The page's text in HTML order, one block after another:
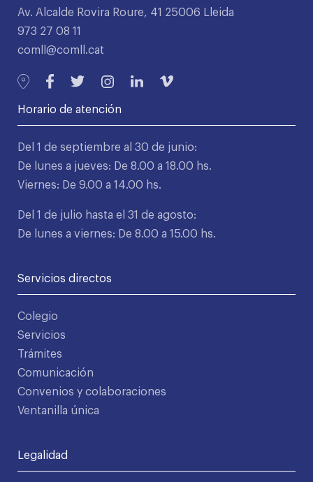
Av. Alcalde Rovira Roure, 41 25006 Lleida
973 27 08 11
comll@comll.cat
Horario de atención
Del 1 de septiembre al 30 de junio:
De lunes a jueves: De 8.00 a 18.00 hs.
Viernes: De 9.00 a 14.00 hs.
Del 1 de julio hasta el 31 de agosto:
De lunes a viernes: De 8.00 a 15.00 hs.
Servicios directos
Colegio
Servicios
Trámites
Comunicación
Convenios y colaboraciones
Ventanilla única
Legalidad